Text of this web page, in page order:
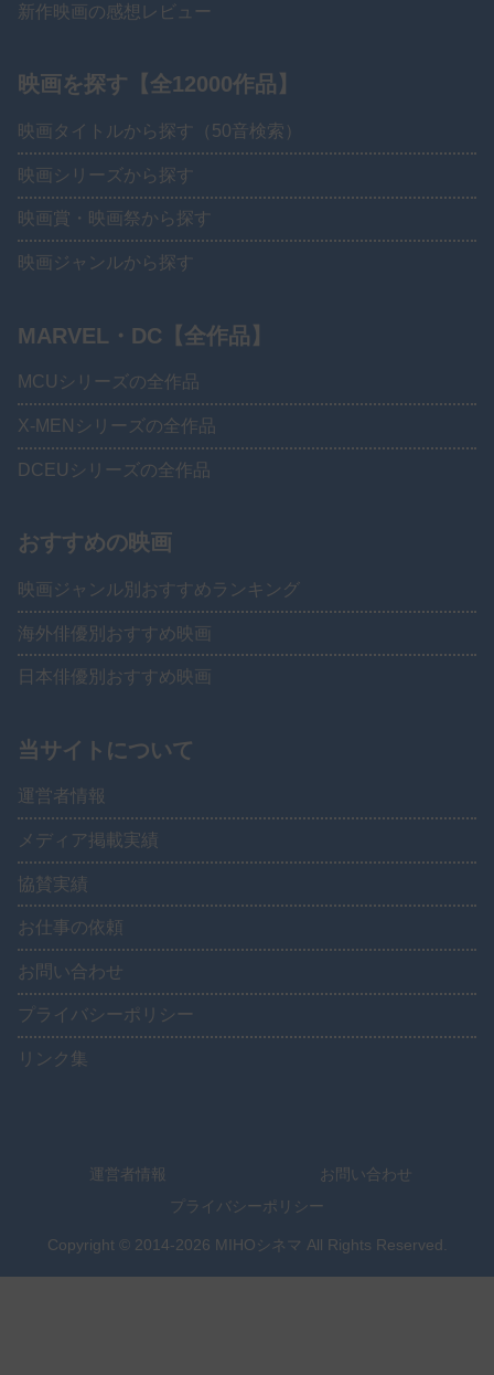
新作映画の感想レビュー
映画を探す【全12000作品】
映画タイトルから探す（50音検索）
映画シリーズから探す
映画賞・映画祭から探す
映画ジャンルから探す
MARVEL・DC【全作品】
MCUシリーズの全作品
X-MENシリーズの全作品
DCEUシリーズの全作品
おすすめの映画
映画ジャンル別おすすめランキング
海外俳優別おすすめ映画
日本俳優別おすすめ映画
当サイトについて
運営者情報
メディア掲載実績
協賛実績
お仕事の依頼
お問い合わせ
プライバシーポリシー
リンク集
運営者情報
お問い合わせ
プライバシーポリシー
Copyright © 2014-2026 MIHOシネマ All Rights Reserved.